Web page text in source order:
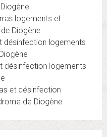
logements et
Diogène
désinfection logements
désinfection logements
et désinfection
de Diogène